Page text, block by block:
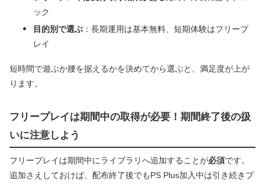
ック
目的別で選ぶ ：長期運用は基本無料、短期体験はフリープ
レイ
短時間で遊ぶか腰を据えるかを決めてから選ぶと、満足度が上が
ります。
フリープレイは期間中の取得が必要！期間終了後の扱
いに注意しよう
フリープレイは期間中にライブラリへ追加することが必須です。
追加さえしておけば、配布終了後でもPS Plus加入中は引き続きプ